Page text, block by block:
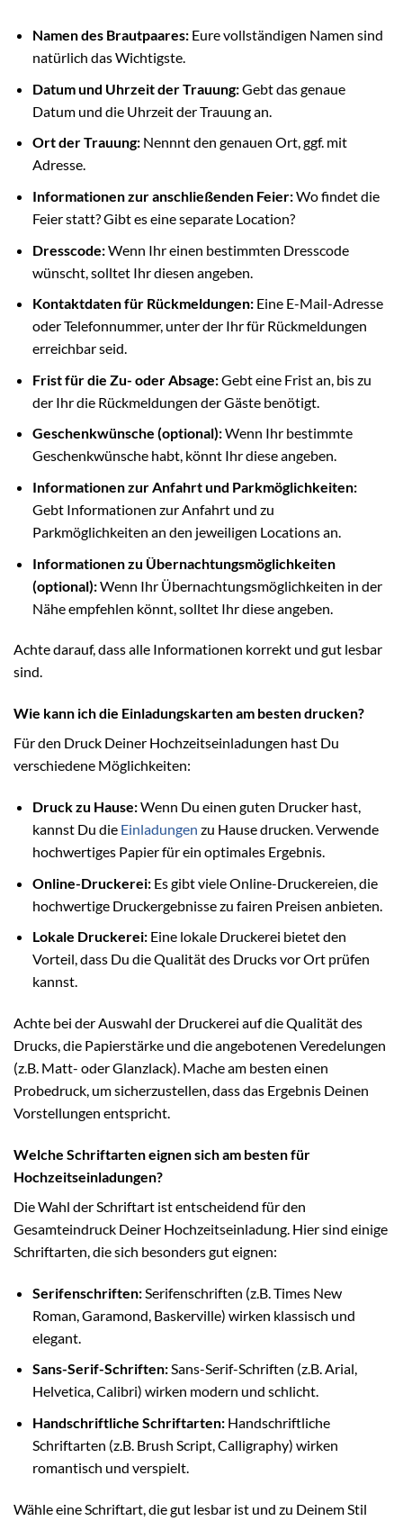
Namen des Brautpaares:Eure vollständigen Namen sind
natürlich das Wichtigste.
Datum und Uhrzeit der Trauung:Gebt das genaue
Datum und die Uhrzeit der Trauung an.
Ort der Trauung:Nennnt den genauen Ort, ggf. mit
Adresse.
Informationen zur anschließenden Feier:Wo findet die
Feier statt? Gibt es eine separate Location?
Dresscode:Wenn Ihr einen bestimmten Dresscode
wünscht, solltet Ihr diesen angeben.
Kontaktdaten für Rückmeldungen:Eine E-Mail-Adresse
oder Telefonnummer, unter der Ihr für Rückmeldungen
erreichbar seid.
Frist für die Zu- oder Absage:Gebt eine Frist an, bis zu
der Ihr die Rückmeldungen der Gäste benötigt.
Geschenkwünsche (optional):Wenn Ihr bestimmte
Geschenkwünsche habt, könnt Ihr diese angeben.
Informationen zur Anfahrt und Parkmöglichkeiten:
Gebt Informationen zur Anfahrt und zu
Parkmöglichkeiten an den jeweiligen Locations an.
Informationen zu Übernachtungsmöglichkeiten
(optional):Wenn Ihr Übernachtungsmöglichkeiten in der
Nähe empfehlen könnt, solltet Ihr diese angeben.
Achte darauf, dass alle Informationen korrekt und gut lesbar
sind.
Wie kann ich die Einladungskarten am besten drucken?
Für den Druck Deiner Hochzeitseinladungen hast Du
verschiedene Möglichkeiten:
Druck zu Hause:Wenn Du einen guten Drucker hast,
kannst Du die Einladungen zu Hause drucken. Verwende
hochwertiges Papier für ein optimales Ergebnis.
Online-Druckerei:Es gibt viele Online-Druckereien, die
hochwertige Druckergebnisse zu fairen Preisen anbieten.
Lokale Druckerei:Eine lokale Druckerei bietet den
Vorteil, dass Du die Qualität des Drucks vor Ort prüfen
kannst.
Achte bei der Auswahl der Druckerei auf die Qualität des
Drucks, die Papierstärke und die angebotenen Veredelungen
(z.B. Matt- oder Glanzlack). Mache am besten einen
Probedruck, um sicherzustellen, dass das Ergebnis Deinen
Vorstellungen entspricht.
Welche Schriftarten eignen sich am besten für
Hochzeitseinladungen?
Die Wahl der Schriftart ist entscheidend für den
Gesamteindruck Deiner Hochzeitseinladung. Hier sind einige
Schriftarten, die sich besonders gut eignen:
Serifenschriften:Serifenschriften (z.B. Times New
Roman, Garamond, Baskerville) wirken klassisch und
elegant.
Sans-Serif-Schriften:Sans-Serif-Schriften (z.B. Arial,
Helvetica, Calibri) wirken modern und schlicht.
Handschriftliche Schriftarten:Handschriftliche
Schriftarten (z.B. Brush Script, Calligraphy) wirken
romantisch und verspielt.
Wähle eine Schriftart, die gut lesbar ist und zu Deinem Stil